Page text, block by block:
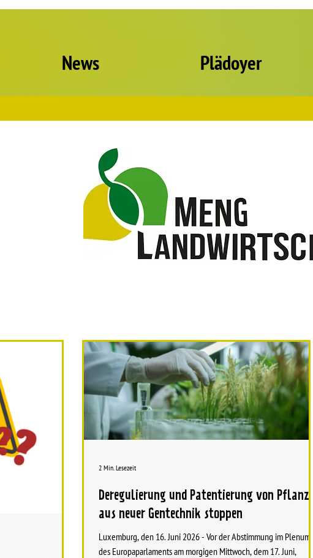
News Plädoyer
Deregulierung und Patentierung von Pflanzen
aus neuer Gentechnik stoppen
Luxemburg, den 16. Juni 2026 - Vor der Abstimmung im Plenum
des Europaparlaments am morgigen Mittwoch, dem 17. Juni,
2 Min. Lesezeit